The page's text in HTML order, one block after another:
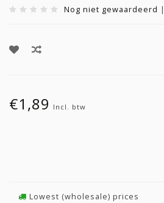
Nog niet gewaardeerd |
€1,89 Incl. btw
Lowest (wholesale) prices